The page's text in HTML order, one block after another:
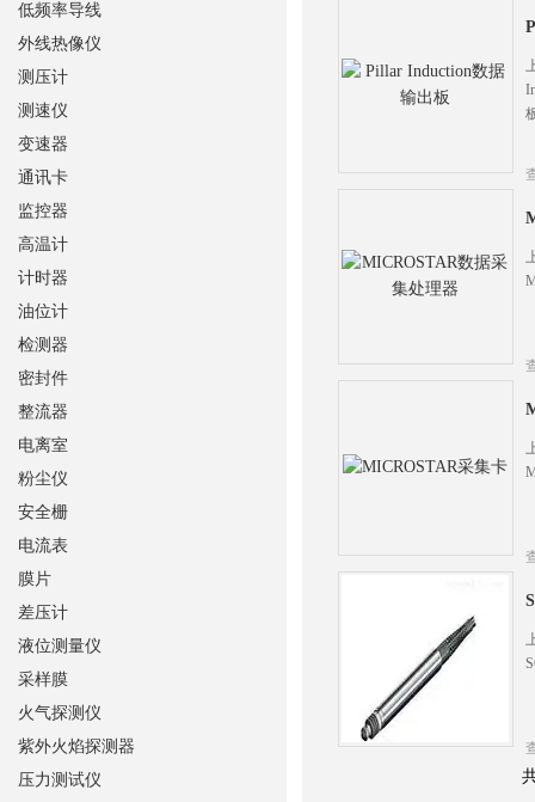
低频率导线
外线热像仪
测压计
测速仪
变速器
通讯卡
监控器
高温计
计时器
油位计
检测器
密封件
整流器
电离室
粉尘仪
安全栅
电流表
膜片
差压计
液位测量仪
采样膜
火气探测仪
紫外火焰探测器
压力测试仪